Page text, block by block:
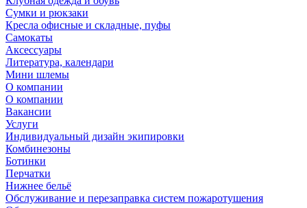
Сумки и рюкзаки
Кресла офисные и складные, пуфы
Самокаты
Аксессуары
Литература, календари
Мини шлемы
О компании
О компании
Вакансии
Услуги
Индивидуальный дизайн экипировки
Комбинезоны
Ботинки
Перчатки
Нижнее бельё
Обслуживание и перезаправка систем пожаротушения